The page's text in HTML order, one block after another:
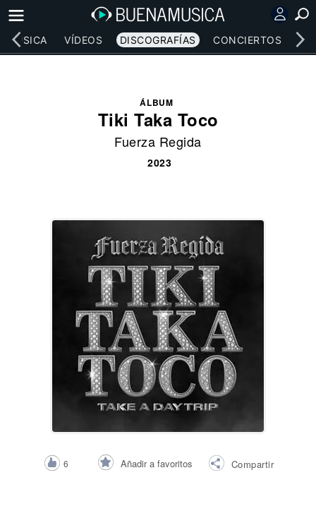
MÚSICA VÍDEOS DISCOGRAFÍAS CONCIERTOS
ÁLBUM
Tiki Taka Toco
Fuerza Regida
2023
6 Añadir a favoritos Compartir